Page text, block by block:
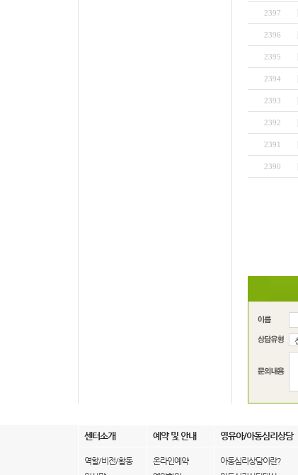
2397
2396
2395
2394
2393
2392
2391
2390
센터소개 예약 및 안내 영유아/아동심리상담
역할/비전/활동
온라인예약
아동심리상담이란?